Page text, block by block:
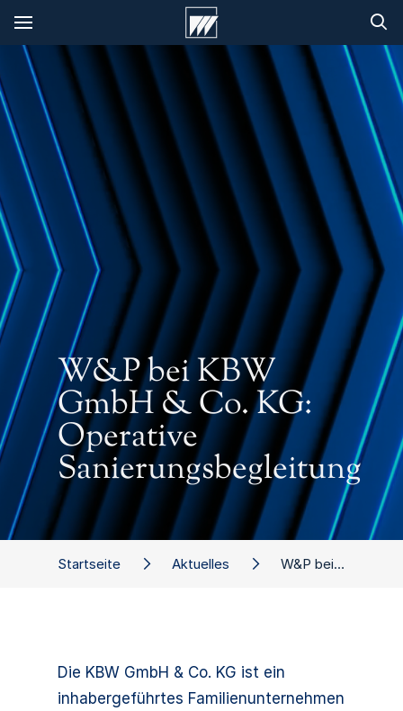
Die KBW GmbH & Co. KG ist ein
inhabergeführtes Familienunternehmen
Startseite Aktuelles W&P bei KBW GmbH & Co. KG: Operative Sanierungsbegleitung
W&P bei KBW
GmbH & Co. KG:
Operative
Sanierungsbegleitung